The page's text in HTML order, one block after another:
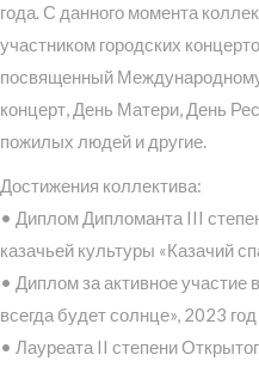
года. С данного момента
участником городских
посвященный
концерт, День Матери, День
пожилых людей и другие.
Достижения коллектива:
• Диплом Дипломанта III
казачьей культуры «Казачий
• Диплом за активное
всегда будет солнце», 2023 год
• Лауреата II степени